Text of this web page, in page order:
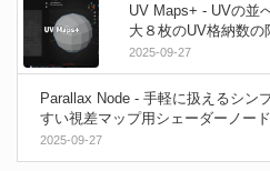
UV Maps+ - UVの並
大８枚のUV格納数の
derアドオン！
2025-09-27
Parallax Node - 手軽に扱えるシン
すい視差マップ用シェーダーノード
加出来る無料アドオン！Extensions
sとEEVEEに対応！
2025-09-27